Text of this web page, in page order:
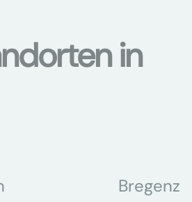
in
Bregenz